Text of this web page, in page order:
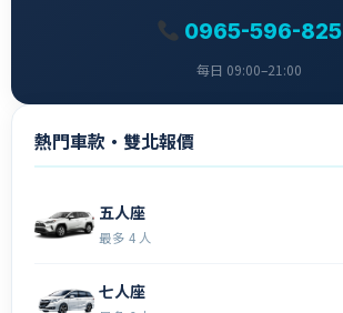
0965-596-825
每日 09:00–21:00
熱門車款・雙北報價
五人座
最多 4 人
七人座